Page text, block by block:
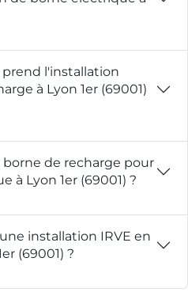
l'installation
à Lyon 1er (69001)
de recharge pour
à Lyon 1er (69001) ?
installation IRVE en
(69001) ?